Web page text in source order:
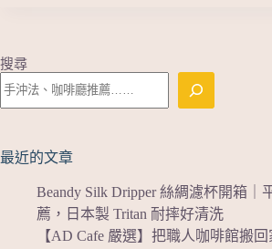
搜尋
最近的文章
Beandy Silk Dripper 絲綢濾杯開箱｜
薦，日本製 Tritan 耐摔好清洗
【AD Cafe 嚴選】把職人咖啡館搬